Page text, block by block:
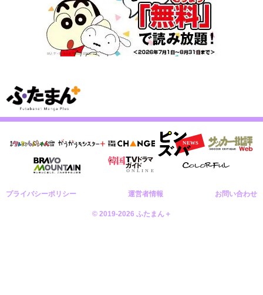
プライバシーポリシー 運営者情報 お問い合わせ
© 2019-2026 ふたまん＋